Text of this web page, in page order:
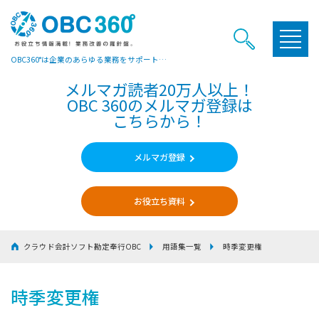
OBC360°は企業のあらゆる業務をサポートするヒントやお役立ち情報をご提供しています
メルマガ読者20万人以上！
OBC 360のメルマガ登録は
こちらから！
メルマガ登録
お役立ち資料
クラウド会計ソフト勘定奉行OBC 用語集一覧 時季変更権
時季変更権